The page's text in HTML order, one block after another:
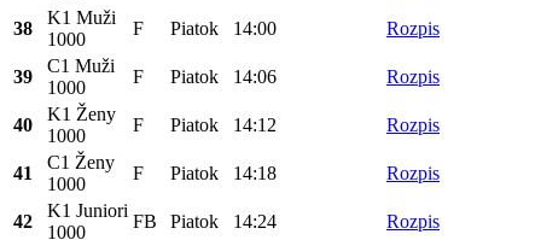
38
K1 Muži
1000
F Piatok 14:00 Rozpis
39
C1 Muži
1000
F Piatok 14:06 Rozpis
40
K1 Ženy
1000
F Piatok 14:12 Rozpis
41
C1 Ženy
1000
F Piatok 14:18 Rozpis
42
K1 Juniori
1000
FB Piatok 14:24 Rozpis